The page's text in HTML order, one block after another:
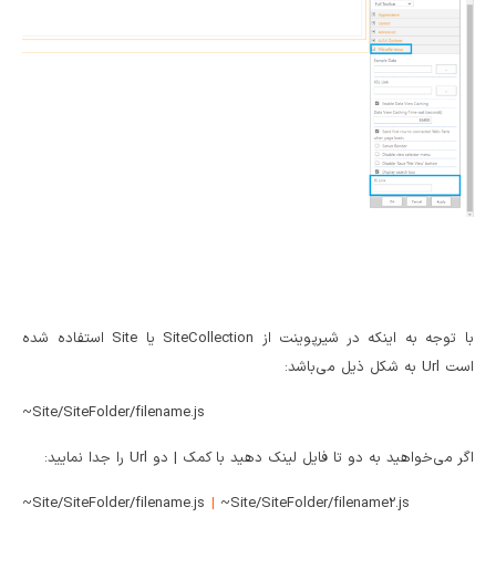
با توجه به اینکه در شیرپوینت از SiteCollection یا Site استفاده شده
است Url به شکل ذیل می‌باشد:
Site/SiteFolder/filename.js~
اگر می‌خواهید به دو تا فایل لینک دهید با کمک | دو Url را جدا نمایید:
Site/SiteFolder/filename.js | ~Site/SiteFolder/filename2.js~